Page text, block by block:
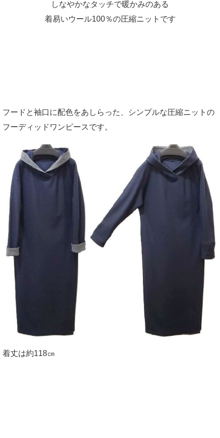
しなやかなタッチで暖かみのある
着易いウール100％の圧縮ニットです
フードと袖口に配色をあしらった、シンプルな圧縮ニットの
フーディッドワンピースです。
着丈は約118㎝